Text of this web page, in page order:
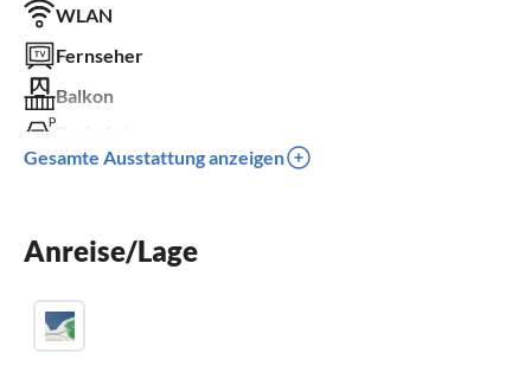
WLAN
Fernseher
Balkon
Kinder willkommen
Gesamte Ausstattung anzeigen
Anreise/Lage